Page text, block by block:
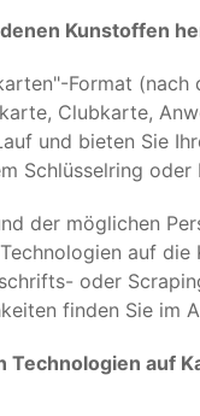
Kunstoffen
Format (nach
Clubkarte,
und bieten Sie
Schlüsselring
der möglichen
auf
oder
finden Sie im
Technologien auf